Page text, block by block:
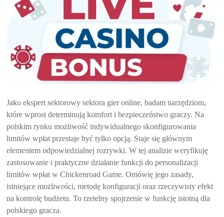
Jako ekspert sektorowy sektora gier online, badam narzędziom,
które wprost determinują komfort i bezpieczeństwo graczy. Na
polskim rynku możliwość indywidualnego skonfigurowania
limitów wpłat przestaje być tylko opcją. Staje się głównym
elementem odpowiedzialnej rozrywki. W tej analizie weryfikuję
zastosowanie i praktyczne działanie funkcji do personalizacji
limitów wpłat w Chickenroad Game. Omówię jego zasady,
istniejące możliwości, metodę konfiguracji oraz rzeczywisty efekt
na kontrolę budżetu. To rzetelny spojrzenie w funkcję istotną dla
polskiego gracza.